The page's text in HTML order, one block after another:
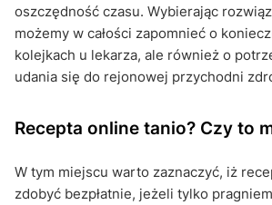
oszczędność czasu. Wybierając
możemy w całości zapomnieć o
kolejkach u lekarza, ale również o
udania się do rejonowej przychodni
Recepta online tanio? Czy to
W tym miejscu warto zaznaczyć, iż
zdobyć bezpłatnie, jeżeli tylko